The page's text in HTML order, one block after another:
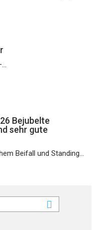
Bejubelte
sehr gute
Beifall und Standing...